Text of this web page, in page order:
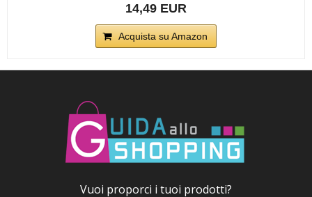
14,49 EUR
Acquista su Amazon
Vuoi proporci i tuoi prodotti?